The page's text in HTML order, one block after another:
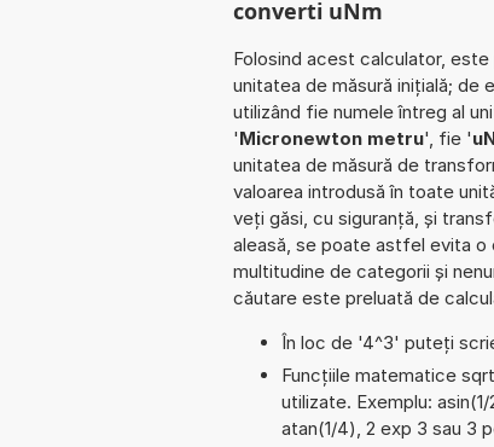
converti uNm
Folosind acest calculator,
unitatea de măsură inițială;
utilizând fie numele întreg al
'Micronewton metru', fie '
unitatea de măsură de
valoarea introdusă în toate
veți găsi, cu siguranță, și
aleasă, se poate astfel evita o
multitudine de categorii și
căutare este preluată de
În loc de '4^3' puteți
Funcțiile matematice
utilizate. Exemplu:
atan(1/4), 2 exp 3 sau 3